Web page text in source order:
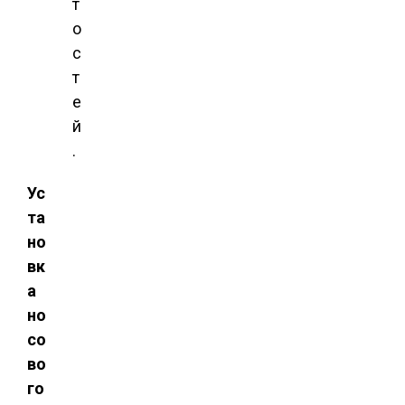
т
о
с
т
е
й
.
Ус
та
но
вк
а
но
со
во
го